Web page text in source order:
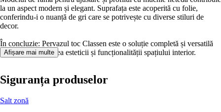
la un aspect modern și elegant. Suprafața este acoperită cu folie,
conferindu-i o nuanță de gri care se potrivește cu diverse stiluri de
decor.
În concluzie: Pervazul toc Classen este o soluție completă și versatilă
pentru îmbunătățirea esteticii și funcționalității spațiului interior.
Afișare mai multe
Siguranța produselor
Salt zonă